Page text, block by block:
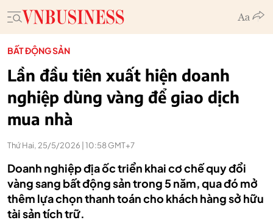
BẤT ĐỘNG SẢN
Lần đầu tiên xuất hiện doanh
nghiệp dùng vàng để giao dịch
mua nhà
Thứ Hai, 25/5/2026 | 10:58 GMT+7
Doanh nghiệp địa ốc triển khai cơ chế quy đổi
vàng sang bất động sản trong 5 năm, qua đó mở
thêm lựa chọn thanh toán cho khách hàng sở hữu
tài sản tích trữ.